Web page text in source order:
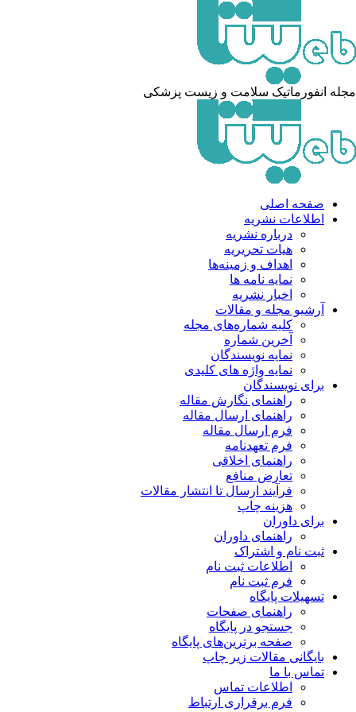
انفورماتیک سلامت و زیست پزشکی
صفحه اصلی
اطلاعات نشریه
درباره نشریه
هیات تحریریه
اهداف و زمینه‌ها
نمایه نامه ها
اخبار نشریه
آرشیو مجله و مقالات
کلیه شماره‌های مجله
آخرین شماره
نمایه نویسندگان
نمایه واژه های کلیدی
برای نویسندگان
راهنمای نگارش مقاله
راهنمای ارسال مقاله
فرم ارسال مقاله
فرم تعهدنامه
راهنمای اخلاقی
تعارض منافع
فرآیند ارسال تا انتشار مقالات
هزینه چاپ
برای داوران
راهنمای داوران
ثبت نام و اشتراک
اطلاعات ثبت نام
فرم ثبت نام
تسهیلات پایگاه
راهنمای صفحات
جستجو در پایگاه
صفحه برترین‌های پایگاه
بایگانی مقالات زیر چاپ
تماس با ما
اطلاعات تماس
فرم برقراری ارتباط